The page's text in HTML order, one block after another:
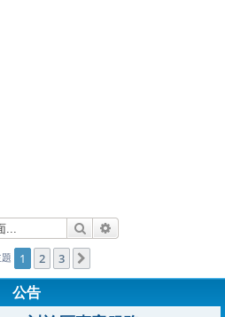
搜尋
1 2 3
公告